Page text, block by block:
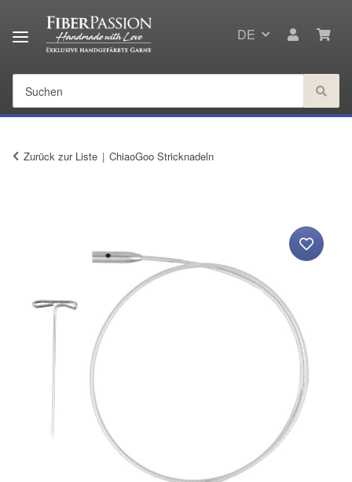
DE
Zurück zur Liste ChiaoGoo Stricknadeln